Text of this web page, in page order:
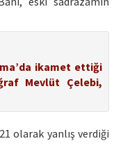
ikamet ettiği
Mevlüt Çelebi,
olarak yanlış verdiği